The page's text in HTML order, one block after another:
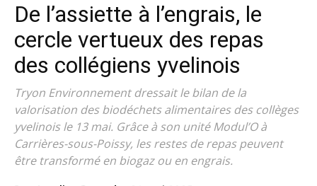
De l’assiette à l’engrais, le
cercle vertueux des repas
des collégiens yvelinois
Tryon Environnement dressait le bilan de la
valorisation des biodéchets alimentaires des collèges
yvelinois le 13 mai. Grâce à son unité Modul’O à
Carrières-sous-Poissy, les restes de repas peuvent
être transformé en biogaz ou en engrais.